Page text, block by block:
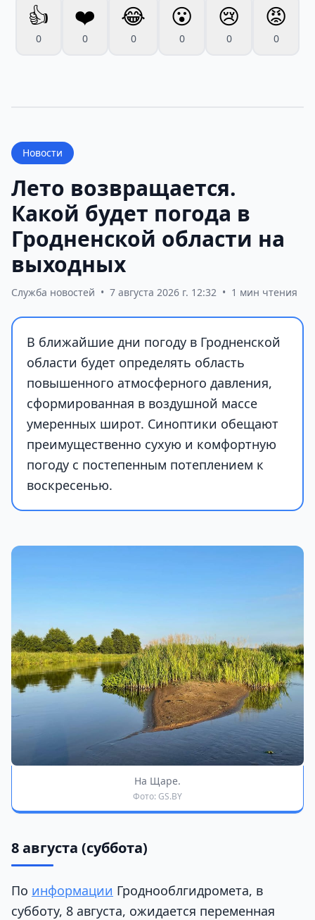
👍
0
❤️
0
😂
0
😮
0
😢
0
😡
0
Новости
Лето возвращается.
Какой будет погода в
Гродненской области на
выходных
Служба новостей • 7 августа 2026 г. 12:32 • 1 мин чтения
В ближайшие дни погоду в Гродненской
области будет определять область
повышенного атмосферного давления,
сформированная в воздушной массе
умеренных широт. Синоптики обещают
преимущественно сухую и комфортную
погоду с постепенным потеплением к
воскресенью.
На Щаре.
Фото: GS.BY
8 августа (суббота)
По информации Гроднооблгидромета, в
субботу, 8 августа, ожидается переменная